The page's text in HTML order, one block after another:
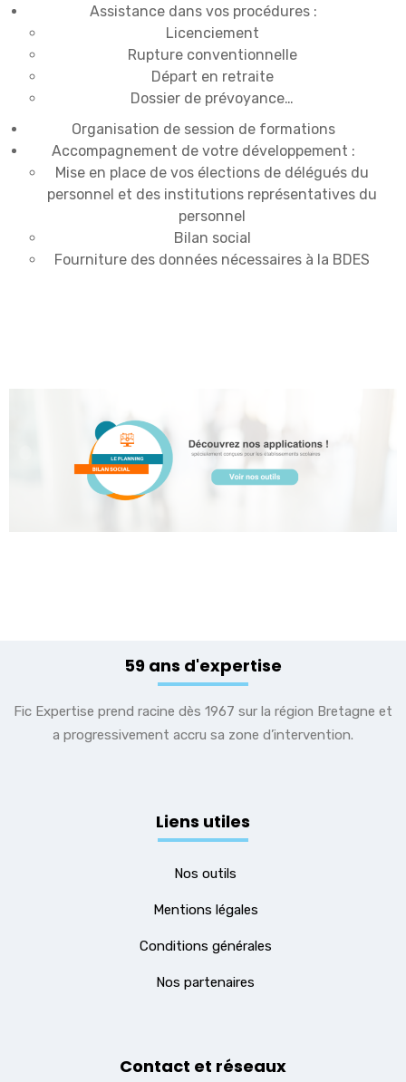
Assistance dans vos procédures :
Licenciement
Rupture conventionnelle
Départ en retraite
Dossier de prévoyance…
Organisation de session de formations
Accompagnement de votre développement :
Mise en place de vos élections de délégués du
personnel et des institutions représentatives du
personnel
Bilan social
Fourniture des données nécessaires à la BDES
59 ans d'expertise
Fic Expertise prend racine dès 1967 sur la région Bretagne et
a progressivement accru sa zone d’intervention.
Liens utiles
Nos outils
Mentions légales
Conditions générales
Nos partenaires
Contact et réseaux